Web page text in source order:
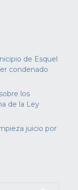
de Esquel
condenado
los
de la Ley
juicio por